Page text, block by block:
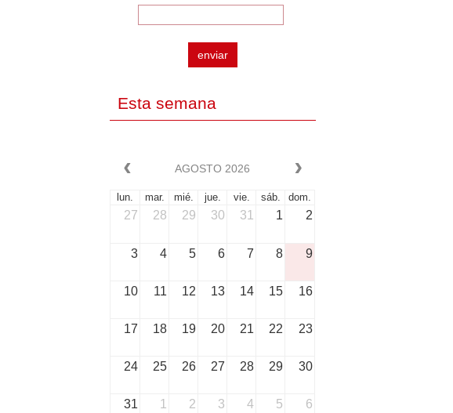
enviar
Esta semana
AGOSTO 2026
lun. mar. mié. jue. vie. sáb. dom.
27 28 29 30 31 1 2
3 4 5 6 7 8 9
10 11 12 13 14 15 16
17 18 19 20 21 22 23
24 25 26 27 28 29 30
31 1 2 3 4 5 6